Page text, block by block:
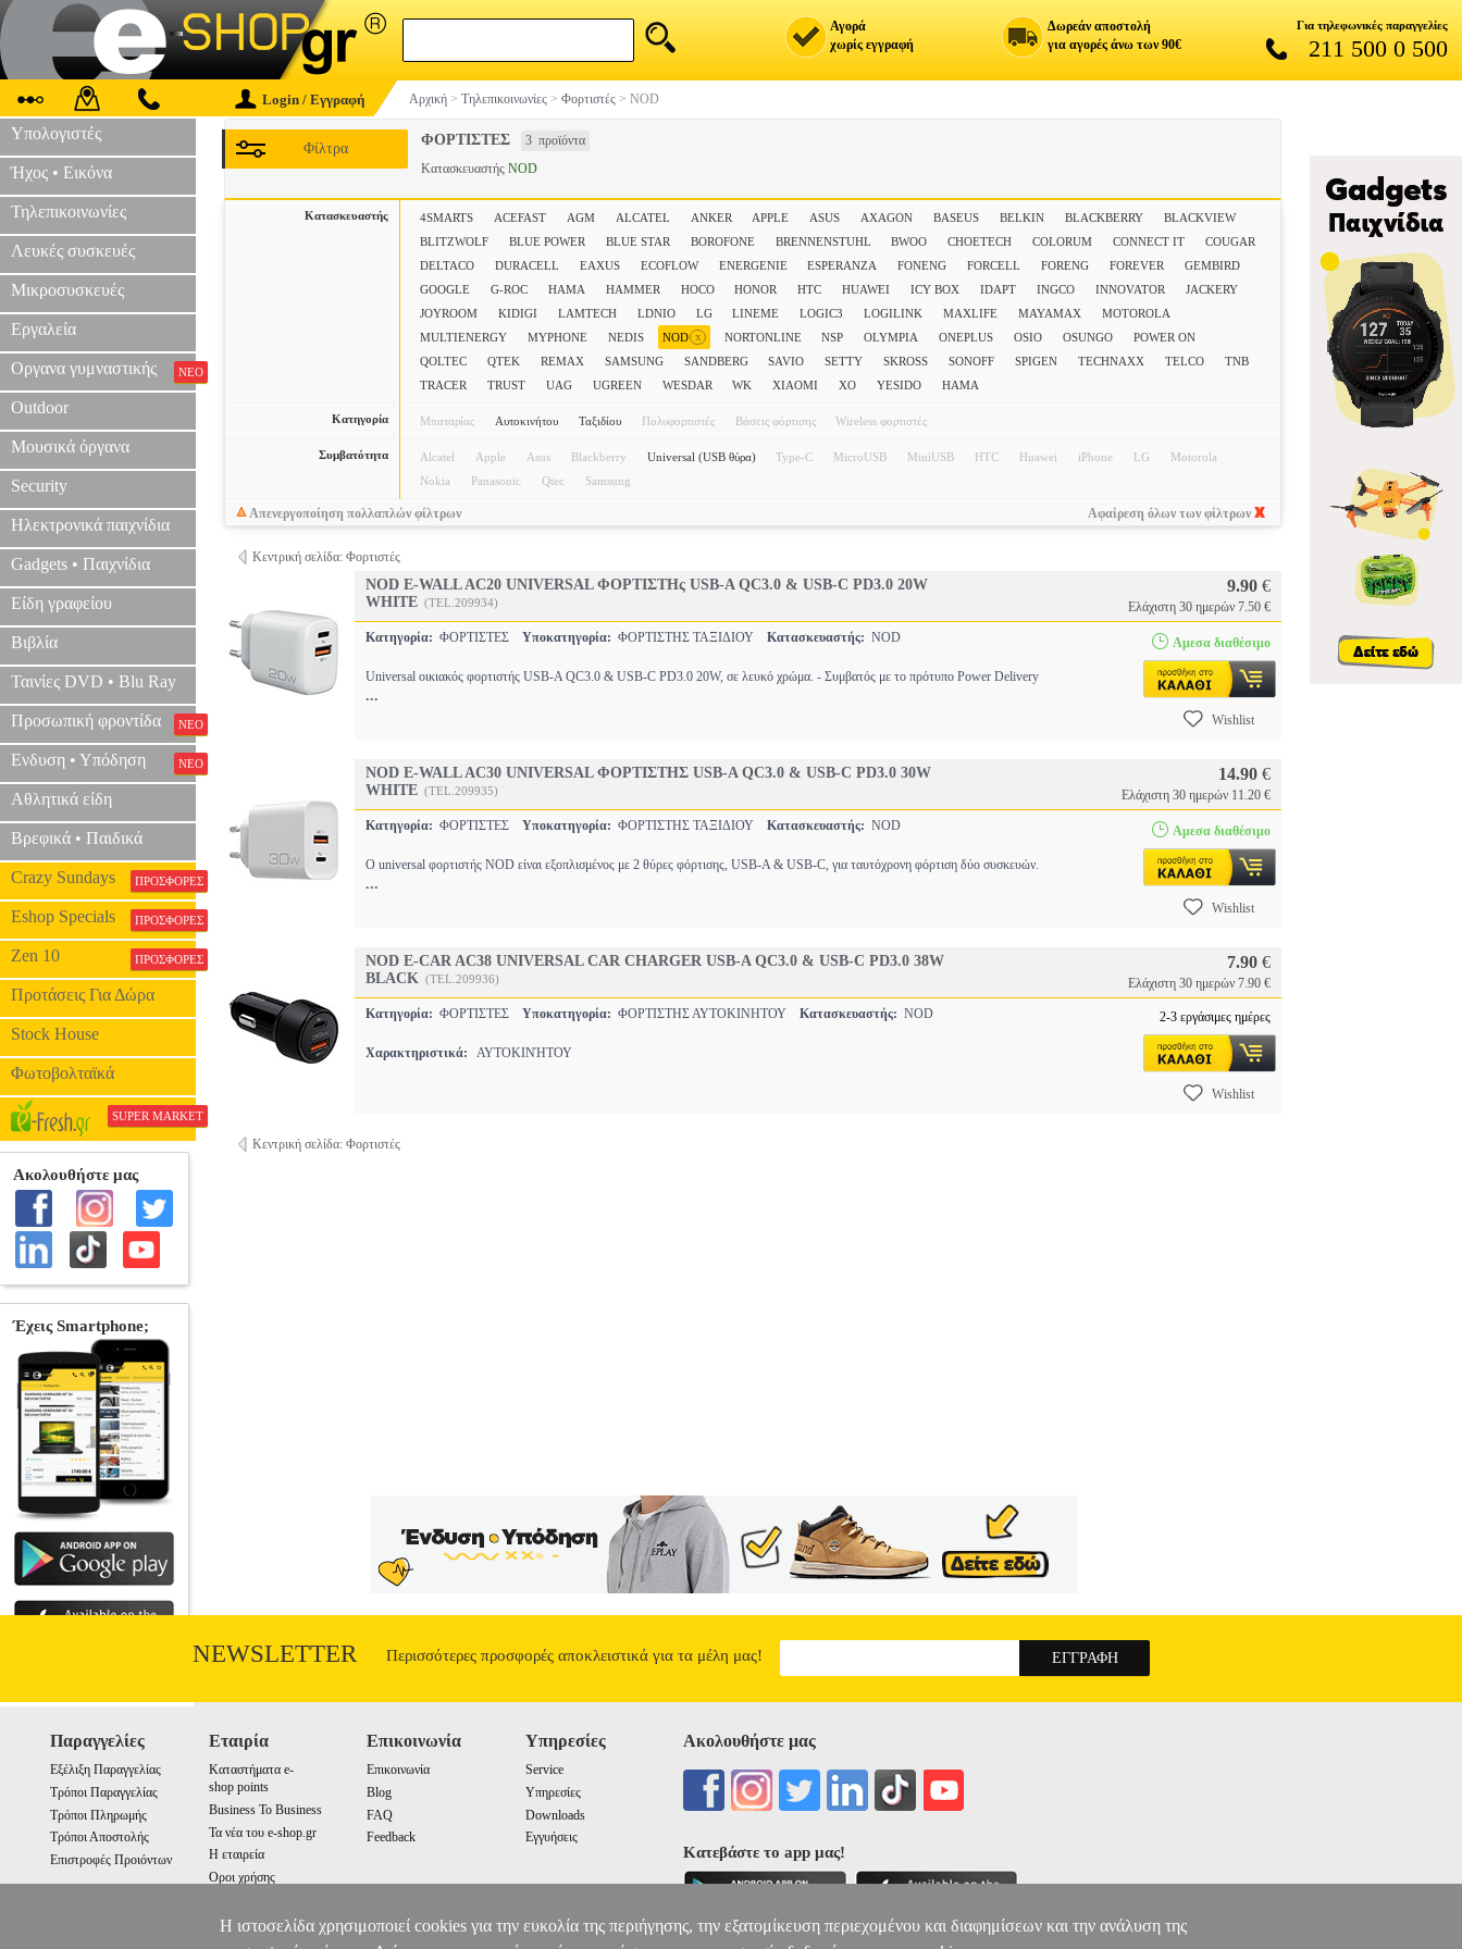
Αγορά
χωρίς εγγραφή
Δωρεάν αποστολή
για αγορές άνω των 90€
Για τηλεφωνικές παραγγελίες
211 500 0 500
Login / Εγγραφή Αρχική > Τηλεπικοινωνίες > Φορτιστές > NOD
Υπολογιστές
Ήχος • Εικόνα
Τηλεπικοινωνίες
Λευκές συσκευές
Μικροσυσκευές
Εργαλεία
Οργανα γυμναστικής ΝΕΟ
Outdoor
Μουσικά όργανα
Security
Ηλεκτρονικά παιχνίδια
Gadgets • Παιχνίδια
Είδη γραφείου
Βιβλία
Ταινίες DVD • Blu Ray
Προσωπική φροντίδα ΝΕΟ
Ενδυση • Υπόδηση ΝΕΟ
Αθλητικά είδη
Βρεφικά • Παιδικά
Crazy Sundays ΠΡΟΣΦΟΡΕΣ
Eshop Specials ΠΡΟΣΦΟΡΕΣ
Zen 10 ΠΡΟΣΦΟΡΕΣ
Προτάσεις Για Δώρα
Stock House
Φωτοβολταϊκά
SUPER MARKET
ΦΟΡΤΙΣΤΕΣ 3 προϊόντα
Φίλτρα
Κατασκευαστής NOD
Κατασκευαστής 4SMARTS ACEFAST AGM ALCATEL ANKER APPLE ASUS AXAGON BASEUS BELKIN BLACKBERRY
BLACKVIEW
BLITZWOLF
BLUE POWER BLUE STAR BOROFONE BRENNENSTUHL BWOO CHOETECH COLORUM CONNECT IT
COUGAR
DELTACO
DURACELL EAXUS ECOFLOW ENERGENIE ESPERANZA FONENG FORCELL FORENG FOREVER
GEMBIRD
GOOGLE
G-ROC HAMA HAMMER HOCO HONOR HTC HUAWEI ICY BOX IDAPT INGCO INNOVATOR
JACKERY
JOYROOM
KIDIGI LAMTECH LDNIO LG LINEME LOGIC3 LOGILINK MAXLIFE MAYAMAX
MOTOROLA
MULTIENERGY
MYPHONE NEDIS NOD x NORTONLINE NSP OLYMPIA ONEPLUS OSIO OSUNGO
POWER ON
QOLTEC
QTEK REMAX SAMSUNG SANDBERG SAVIO SETTY SKROSS SONOFF SPIGEN TECHNAXX TELCO
TNB
TRACER
TRUST UAG UGREEN WESDAR WK XIAOMI XO YESIDO ΗΑΜΑ
Κατηγορία Μπαταρίας Αυτοκινήτου Ταξιδίου Πολυφορτιστές Βάσεις φόρτισης Wireless φορτιστές
Συμβατότητα Alcatel Apple Asus Blackberry Universal (USB θύρα) Type-C MicroUSB MiniUSB HTC Huawei iPhone LG
Motorola
Nokia
Panasonic Qtec Samsung
Απενεργοποίηση πολλαπλών φίλτρων Αφαίρεση όλων των φίλτρων
Κεντρική σελίδα: Φορτιστές
NOD E-WALL AC20 UNIVERSAL ΦΟΡΤΙΣΤΗς USB-A QC3.0 & USB-C PD3.0 20W
WHITE (TEL.209934)
9.90 €
Ελάχιστη 30 ημερών 7.50 €
Κατηγορία: ΦΟΡΤΙΣΤΕΣ Υποκατηγορία: ΦΟΡΤΙΣΤΗΣ ΤΑΞΙΔΙΟΥ Κατασκευαστής: NOD
Universal οικιακός φορτιστής USB-A QC3.0 & USB-C PD3.0 20W, σε λευκό χρώμα. - Συμβατός με το πρότυπο Power Delivery
...
Αμεσα διαθέσιμο
Wishlist
NOD E-WALL AC30 UNIVERSAL ΦΟΡΤΙΣΤΗΣ USB-A QC3.0 & USB-C PD3.0 30W
WHITE (TEL.209935)
14.90 €
Ελάχιστη 30 ημερών 11.20 €
Κατηγορία: ΦΟΡΤΙΣΤΕΣ Υποκατηγορία: ΦΟΡΤΙΣΤΗΣ ΤΑΞΙΔΙΟΥ Κατασκευαστής: NOD
Ο universal φορτιστής NOD είναι εξοπλισμένος με 2 θύρες φόρτισης, USB-Α & USB-C, για ταυτόχρονη φόρτιση δύο συσκευών.
...
Αμεσα διαθέσιμο
Wishlist
NOD E-CAR AC38 UNIVERSAL CAR CHARGER USB-A QC3.0 & USB-C PD3.0 38W
BLACK (TEL.209936)
7.90 €
Ελάχιστη 30 ημερών 7.90 €
Κατηγορία: ΦΟΡΤΙΣΤΕΣ Υποκατηγορία: ΦΟΡΤΙΣΤΗΣ ΑΥΤΟΚΙΝΗΤΟΥ Κατασκευαστής: NOD
Χαρακτηριστικά: ΑΥΤΟΚΙΝΉΤΟΥ
2-3 εργάσιμες ημέρες
Wishlist
Κεντρική σελίδα: Φορτιστές
NEWSLETTER Περισσότερες προσφορές αποκλειστικά για τα μέλη μας!
Παραγγελίες
Εξέλιξη Παραγγελίας
Τρόποι Παραγγελίας
Τρόποι Πληρωμής
Τρόποι Αποστολής
Επιστροφές Προιόντων
Εταιρία
Καταστήματα e-
shop points
Business To Business
Τα νέα του e-shop.gr
Η εταιρεία
Οροι χρήσης
Επικοινωνία
Επικοινωνία
Blog
FAQ
Feedback
Υπηρεσίες
Service
Υπηρεσίες
Downloads
Εγγυήσεις
Ακολουθήστε μας
Κατεβάστε το app μας!
Η ιστοσελίδα χρησιμοποιεί cookies για την ευκολία της περιήγησης, την εξατομίκευση περιεχομένου και διαφημίσεων και την ανάλυση της